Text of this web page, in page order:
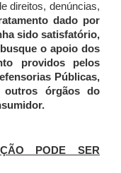
direitos, denúncias,
dado por
sido satisfatório,
o apoio dos
providos pelos
Públicas,
outros órgãos do
PODE SER